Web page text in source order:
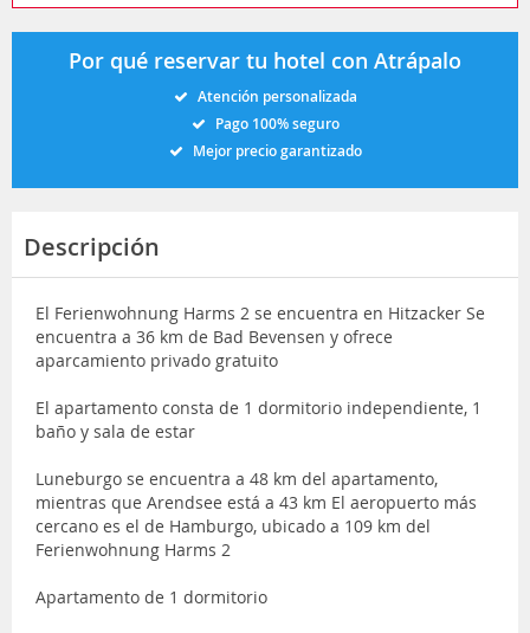
Por qué reservar tu hotel con Atrápalo
Atención personalizada
Pago 100% seguro
Mejor precio garantizado
Descripción
El Ferienwohnung Harms 2 se encuentra en Hitzacker Se
encuentra a 36 km de Bad Bevensen y ofrece
aparcamiento privado gratuito
El apartamento consta de 1 dormitorio independiente, 1
baño y sala de estar
Luneburgo se encuentra a 48 km del apartamento,
mientras que Arendsee está a 43 km El aeropuerto más
cercano es el de Hamburgo, ubicado a 109 km del
Ferienwohnung Harms 2
Apartamento de 1 dormitorio